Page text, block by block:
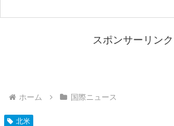
スポンサーリンク
ホーム 国際ニュース
北米